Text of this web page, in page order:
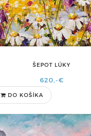
ŠEPOT LÚKY
620,-€
DO KOŠÍKA